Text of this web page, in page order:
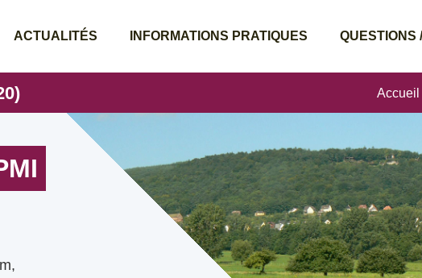
ACTUALITÉS INFORMATIONS PRATIQUES QUESTIONS
Accueil